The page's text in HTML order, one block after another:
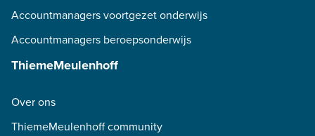
Accountmanagers voortgezet onderwijs
Accountmanagers beroepsonderwijs
ThiemeMeulenhoff
Over ons
ThiemeMeulenhoff community